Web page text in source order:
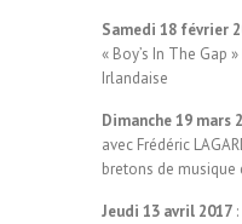
Samedi 18 février
« Boy’s In The Gap
Irlandaise
Dimanche 19 mars
avec Frédéric
bretons de musique
Jeudi 13 avril 2017